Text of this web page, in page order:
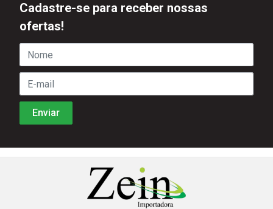
Cadastre-se para receber nossas
ofertas!